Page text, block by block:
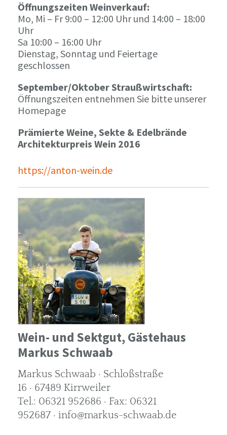
Öffnungszeiten Weinverkauf:
Mo, Mi – Fr 9:00 – 12:00 Uhr und 14:00 – 18:00
Uhr
Sa 10:00 – 16:00 Uhr
Dienstag, Sonntag und Feiertage
geschlossen
September/Oktober Straußwirtschaft:
Öffnungszeiten entnehmen Sie bitte unserer
Homepage
Prämierte Weine, Sekte & Edelbrände
Architekturpreis Wein 2016
https://anton-wein.de
Wein- und Sektgut, Gästehaus
Markus Schwaab
Markus Schwaab · Schloßstraße
16 · 67489 Kirrweiler
Tel.: 06321 952686 · Fax: 06321
952687 · info@markus-schwaab.de